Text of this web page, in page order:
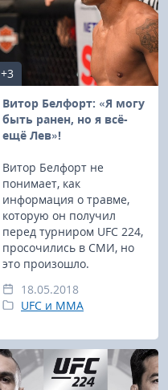
+3
Витор Белфорт: «Я могу
быть ранен, но я всё-
ещё Лев»!
Витор Белфорт не
понимает, как
информация о травме,
которую он получил
перед турниром UFC 224,
просочились в СМИ, но
это произошло.
18.05.2018
UFC и MMA